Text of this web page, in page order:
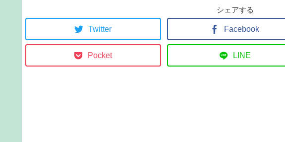
シェアする
Twitter Facebook
Pocket LINE